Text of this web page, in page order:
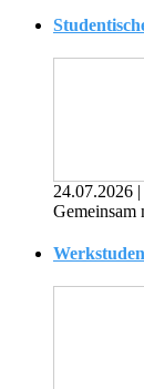
24.07.2026 |
Gemeinsam